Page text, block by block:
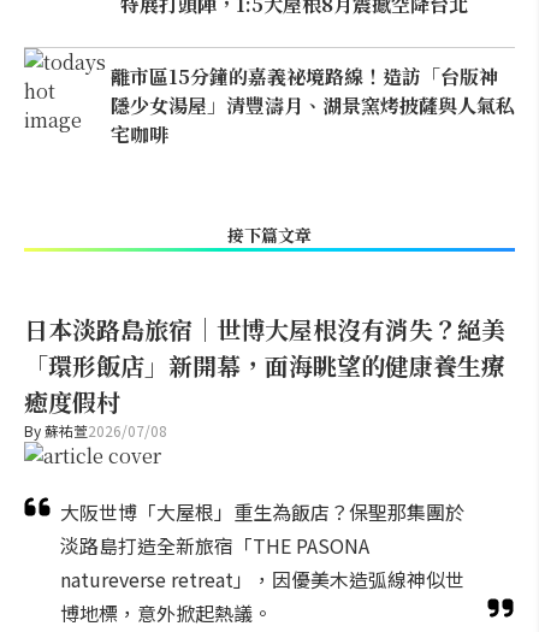
離市區15分鐘的嘉義祕境路線！造訪「台版神
隱少女湯屋」清豐濤月、湖景窯烤披薩與人氣私
宅咖啡
接下篇文章
日本淡路島旅宿｜世博大屋根沒有消失？絕美
「環形飯店」新開幕，面海眺望的健康養生療
癒度假村
By蘇祐萱2026/07/08
大阪世博「大屋根」重生為飯店？保聖那集團於
淡路島打造全新旅宿「THE PASONA
natureverse retreat」，因優美木造弧線神似世
博地標，意外掀起熱議。